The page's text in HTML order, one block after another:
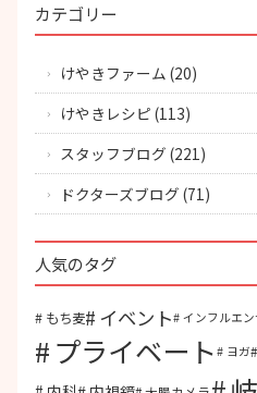
カテゴリー
けやきファーム (20)
けやきレシピ (113)
スタッフブログ (221)
ドクターズブログ (71)
人気のタグ
もち麦 イベント インフルエ
プライベート ヨガ